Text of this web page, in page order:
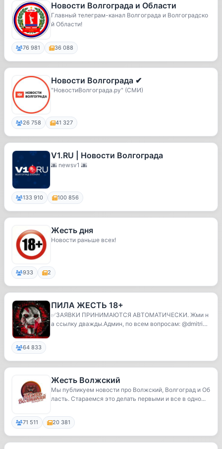
Новости Волгограда и Области
Главный телеграм-канал Волгограда и Волгоградско
й Области!
76 981 36 088
Новости Волгограда ✔
"НовостиВолгограда.ру" (СМИ)
26 758 41 327
V1.RU | Новости Волгограда
🌆 newsv1 🌆
133 910 100 856
Жесть дня
Новости раньше всех!
933 2
ПИЛА ЖЕСТЬ 18+
✅ЗАЯВКИ ПРИНИМАЮТСЯ АВТОМАТИЧЕСКИ. Жми н
а ссылку дважды.Админ, по всем вопросам: @dmitriyd
64 833
Жесть Волжский
Мы публикуем новости про Волжский, Волгоград и Об
ласть. Стараемся это делать первыми и все в одно...
71 511 20 381